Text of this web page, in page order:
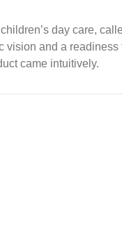
day care,
and a
came intuitively.